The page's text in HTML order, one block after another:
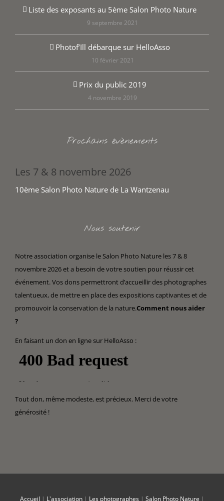
Liste des exposants au 5ème Salon Photo Nature
9 septembre 2021
Photof’Ill débarque sur HelloAsso
10 février 2021
Prix du public 2019
4 novembre 2019
Prochains évènements
Les 7 & 8 novembre 2026
10ème Salon Photo Nature de La Wantzenau
Nous soutenir
Notre association organise le Salon Photo Nature les 7 & 8
novembre 2026 et a besoin de votre soutien pour réussir cet
événement. Vos dons permettront d’accueillir des photographes
talentueux, de mettre en place des expositions captivantes et de
promouvoir la conservation de la nature.Comment nous aider
?
En faisant un don en ligne sur HelloAsso :
Tout don, même modeste, est précieux. Merci de votre
générosité !
Accueil | L'association| Les photographes| Salon Photo Nature |